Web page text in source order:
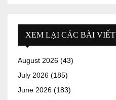
XEM LẠI CÁC BÀI VIẾT
August 2026 (43)
July 2026 (185)
June 2026 (183)